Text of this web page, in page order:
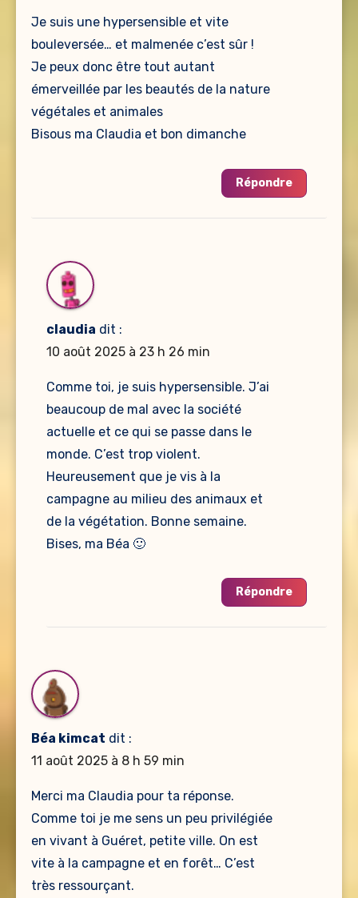
Je suis une hypersensible et vite
bouleversée… et malmenée c’est sûr !
Je peux donc être tout autant
émerveillée par les beautés de la nature
végétales et animales
Bisous ma Claudia et bon dimanche
Répondre
claudia dit :
10 août 2025 à 23 h 26 min
Comme toi, je suis hypersensible. J’ai
beaucoup de mal avec la société
actuelle et ce qui se passe dans le
monde. C’est trop violent.
Heureusement que je vis à la
campagne au milieu des animaux et
de la végétation. Bonne semaine.
Bises, ma Béa 🙂
Répondre
Béa kimcat dit :
11 août 2025 à 8 h 59 min
Merci ma Claudia pour ta réponse.
Comme toi je me sens un peu privilégiée
en vivant à Guéret, petite ville. On est
vite à la campagne et en forêt… C’est
très ressourçant.